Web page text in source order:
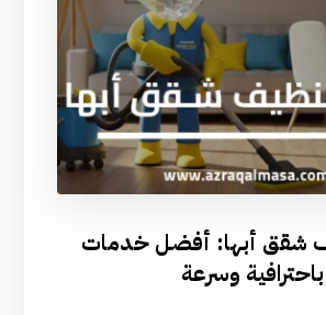
شقق أبها: أفضل خدمات
وسرعة